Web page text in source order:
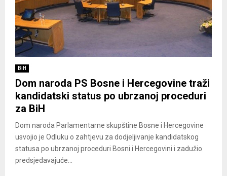
BiH
Dom naroda PS Bosne i Hercegovine traži
kandidatski status po ubrzanoj proceduri
za BiH
Dom naroda Parlamentarne skupštine Bosne i Hercegovine
usvojio je Odluku o zahtjevu za dodjeljivanje kandidatskog
statusa po ubrzanoj proceduri Bosni i Hercegovini i zadužio
predsjedavajuće...